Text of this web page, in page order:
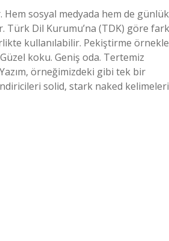
Hem sosyal medyada hem de günlük
Türk Dil Kurumu’na (TDK) göre
kullanılabilir. Pekiştirme
koku. Geniş oda. Tertemiz
örneğimizdeki gibi tek bir
solid, stark naked kelimeleri